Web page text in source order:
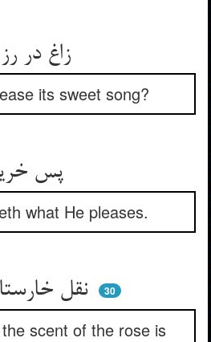
زاغ در رز نعره‌ی زاغان زند ** بلبل از آواز خوش کی کم کند
its sweet song?
پس خریدارست هر یک را جدا ** اندرین بازار یفعل ما یشا
what He pleases.
نقل خارستان غذای آتش است ** بوی گل قوت دماغ سرخوش است 30
scent of the rose is